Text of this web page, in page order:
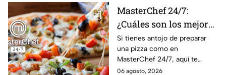
MasterChef 24/7:
¿Cuáles son los mejores
quesos para preparar
pizza en casa?
Si tienes antojo de preparar
una pizza como en
MasterChef 24/7, aquí te
contamos todo lo que debes
06 agosto, 2026